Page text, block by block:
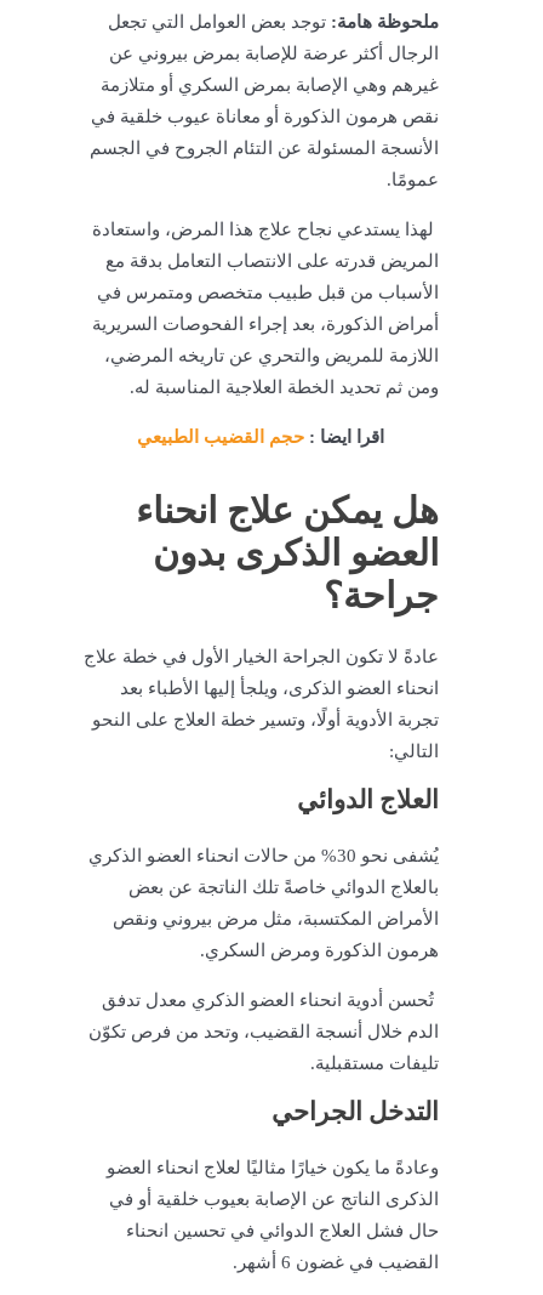
ملحوظة هامة: توجد بعض العوامل التي تجعل
الرجال أكثر عرضة للإصابة بمرض بيروني عن
غيرهم وهي الإصابة بمرض السكري أو متلازمة
نقص هرمون الذكورة أو معاناة عيوب خلقية في
الأنسجة المسئولة عن التئام الجروح في الجسم
عمومًا.
لهذا يستدعي نجاح علاج هذا المرض، واستعادة
المريض قدرته على الانتصاب التعامل بدقة مع
الأسباب من قبل طبيب متخصص ومتمرس في
أمراض الذكورة، بعد إجراء الفحوصات السريرية
اللازمة للمريض والتحري عن تاريخه المرضي،
ومن ثم تحديد الخطة العلاجية المناسبة له.
اقرا ايضا :حجم القضيب الطبيعي
هل يمكن علاج انحناء
العضو الذكرى بدون
جراحة؟
عادةً لا تكون الجراحة الخيار الأول في خطة علاج
انحناء العضو الذكرى، ويلجأ إليها الأطباء بعد
تجربة الأدوية أولًا، وتسير خطة العلاج على النحو
التالي:
العلاج الدوائي
يُشفى نحو 30% من حالات انحناء العضو الذكري
بالعلاج الدوائي خاصةً تلك الناتجة عن بعض
الأمراض المكتسبة، مثل مرض بيروني ونقص
هرمون الذكورة ومرض السكري.
تُحسن أدوية انحناء العضو الذكري معدل تدفق
الدم خلال أنسجة القضيب، وتحد من فرص تكوّن
تليفات مستقبلية.
التدخل الجراحي
وعادةً ما يكون خيارًا مثاليًا لعلاج انحناء العضو
الذكرى الناتج عن الإصابة بعيوب خلقية أو في
حال فشل العلاج الدوائي في تحسين انحناء
القضيب في غضون 6 أشهر.